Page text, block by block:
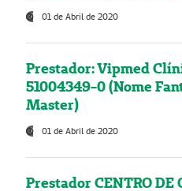
01 de Abril de 2020
Prestador: Vipmed
51004349-0 (Nome
Master)
01 de Abril de 2020
Prestador CENTRO DE